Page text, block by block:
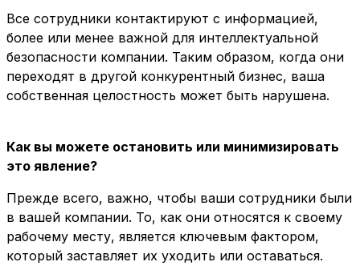
Все сотрудники контактируют с информацией,
более или менее важной для интеллектуальной
безопасности компании. Таким образом, когда они
переходят в другой конкурентный бизнес, ваша
собственная целостность может быть нарушена.
Как вы можете остановить или минимизировать
это явление?
Прежде всего, важно, чтобы ваши сотрудники были
в вашей компании. То, как они относятся к своему
рабочему месту, является ключевым фактором,
который заставляет их уходить или оставаться.